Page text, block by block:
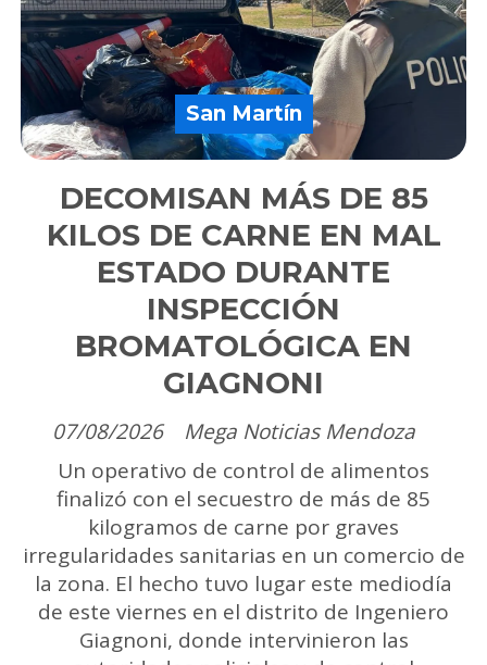
DECOMISAN MÁS DE 85
KILOS DE CARNE EN MAL
ESTADO DURANTE
INSPECCIÓN
BROMATOLÓGICA EN
GIAGNONI
Mega Noticias Mendoza
San Martín
07/08/2026
Un operativo de control de alimentos
finalizó con el secuestro de más de 85
kilogramos de carne por graves
irregularidades sanitarias en un comercio de
la zona. El hecho tuvo lugar este mediodía
de este viernes en el distrito de Ingeniero
Giagnoni, donde intervinieron las